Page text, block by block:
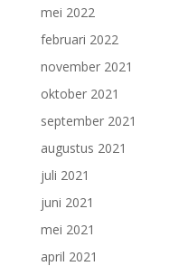
mei 2022
februari 2022
november 2021
oktober 2021
september 2021
augustus 2021
juli 2021
juni 2021
mei 2021
april 2021